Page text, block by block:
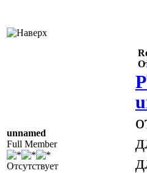
unnamed
Full Member
Отсутствует